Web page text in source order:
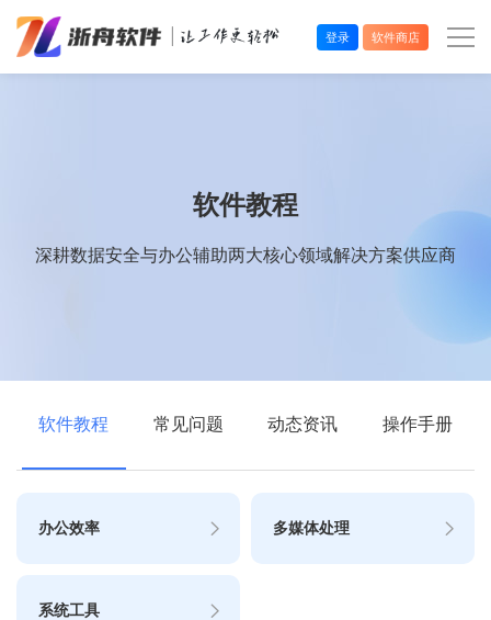
登录 软件商店
软件教程
深耕数据安全与办公辅助两大核心领域解决方案供应商
软件教程 常见问题 动态资讯 操作手册
办公效率 多媒体处理
系统工具